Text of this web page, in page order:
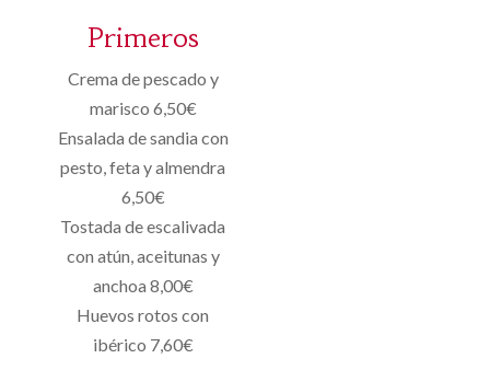
Primeros
Crema de pescado y
marisco 6,50€
Ensalada de sandia con
pesto, feta y almendra
6,50€
Tostada de escalivada
con atún, aceitunas y
anchoa 8,00€
Huevos rotos con
ibérico 7,60€